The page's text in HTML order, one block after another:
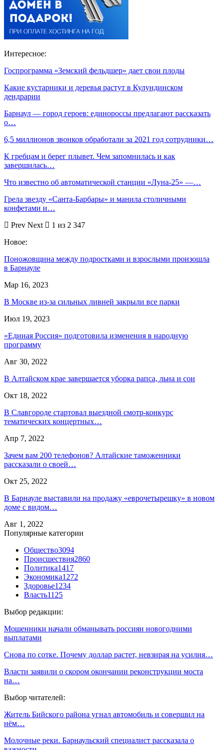
Интересное:
Госпрограмма «Земский фельдшер» дает свои плоды
Какие кустарники и деревья растут в Кулундинском
дендрарии
Барнаул — город героев: единороссы предлагают рассказать
о…
6,5 миллионов звонков обработали за 2021 год сотрудники…
К гребцам и берег плывет. Чем запомнилась и как
завершилась…
Что известно об автоматической станции «Луна-25» —…
Грела звезду «Санта-Барбары» и манила столичными
конфетами и…
Prev Next
1 из 2 347
Новое:
Поножовщина между подростками и взрослыми произошла
в Барнауле
Мар 16, 2023
В Москве из-за сильных ливней закрыли все парки
Июл 19, 2023
«Единая Россия» подготовила изменения в народную
программу
Авг 30, 2022
В Алтайском крае завершается уборка рапса, льна и сои
Окт 18, 2022
В Славгороде стартовал выездной смотр-конкурс
тематических концертных…
Апр 7, 2022
Зачем вам 200 телефонов? Алтайские таможенники
рассказали о своей…
Окт 25, 2022
В Барнауле выставили на продажу «еврочетырешку» в новом
доме с видом…
Авг 1, 2022
Популярные категории
Общество3094
Происшествия2860
Политика1417
Экономика1272
Здоровье1234
Власть1125
Выбор редакции:
Мошенники начали обманывать россиян новогодними
выплатами
Снова по сотке. Почему доллар растет, невзирая на усилия…
Власти заявили о скором окончании реконструкции моста
на…
Выбор читателей:
Житель Бийского района угнал автомобиль и совершил на
нём…
Молочные реки. Барнаульский специалист рассказала о